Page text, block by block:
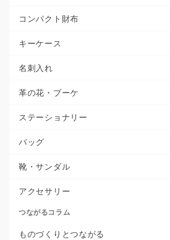
コンパクト財布
キーケース
名刺入れ
革の花・ブーケ
ステーショナリー
バッグ
靴・サンダル
アクセサリー
つながるコラム
ものづくりとつながる